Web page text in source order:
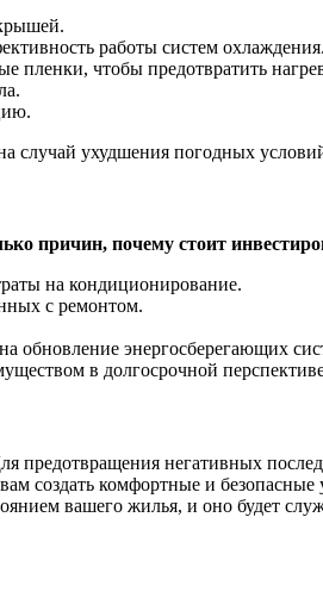
работы систем охлаждения.
пленки, чтобы предотвратить
случай ухудшения погодных
причин, почему стоит
на кондиционирование.
с ремонтом.
обновление энергосберегающих
в долгосрочной
негативных
создать комфортные и
вашего жилья, и оно будет